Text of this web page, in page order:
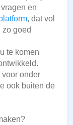
en
, dat vol
zo goed
te komen
onder
ook buiten de